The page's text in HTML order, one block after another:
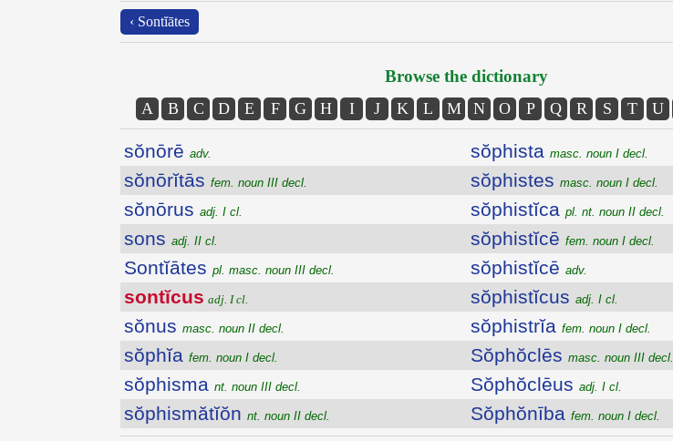
‹ Sontĭātes
Browse the dictionary
A B C D E F G H I J K L M N O P Q R S T U
sŏnōrē adv.
sŏnōrĭtās fem. noun III decl.
sŏnōrus adj. I cl.
sons adj. II cl.
Sontĭātes pl. masc. noun III decl.
sontĭcus adj. I cl.
sŏnus masc. noun II decl.
sŏphĭa fem. noun I decl.
sŏphisma nt. noun III decl.
sŏphismătĭŏn nt. noun II decl.
sŏphista masc. noun I decl.
sŏphistes masc. noun I decl.
sŏphistĭca pl. nt. noun II decl.
sŏphistĭcē fem. noun I decl.
sŏphistĭcē adv.
sŏphistĭcus adj. I cl.
sŏphistrĭa fem. noun I decl.
Sŏphŏclēs masc. noun III decl.
Sŏphŏclēus adj. I cl.
Sŏphŏnība fem. noun I decl.